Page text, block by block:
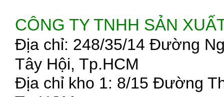
CÔNG TY TNHH SẢN
Địa chỉ: 248/35/14 Đường
Tây Hội, Tp.HCM
Địa chỉ kho 1: 8/15 Đường